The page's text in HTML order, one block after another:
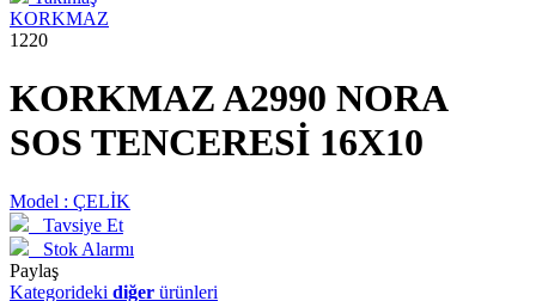
KORKMAZ
1220
KORKMAZ A2990 NORA
SOS TENCERESİ 16X10
Model : ÇELİK
Tavsiye Et
Stok Alarmı
Paylaş
Kategorideki diğer ürünleri